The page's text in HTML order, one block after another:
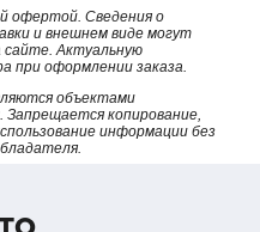
память на 100
память на 100
комплексного
интерфейс. Прост в
офертой. Сведения о
и внешнем виде могут
Актуальную
при оформлении заказа.
объектами
копирование,
информации без